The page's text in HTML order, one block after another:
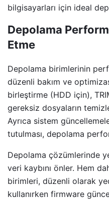
bilgisayarları için ideal
Depolama
Etme
Depolama birimlerinin
düzenli bakım ve
birleştirme (HDD için),
gereksiz dosyaların
Ayrıca sistem
tutulması, depolama
Depolama çözümlerinde
veri kaybını önler. Hem
birimleri, düzenli olarak
kullanırken firmware